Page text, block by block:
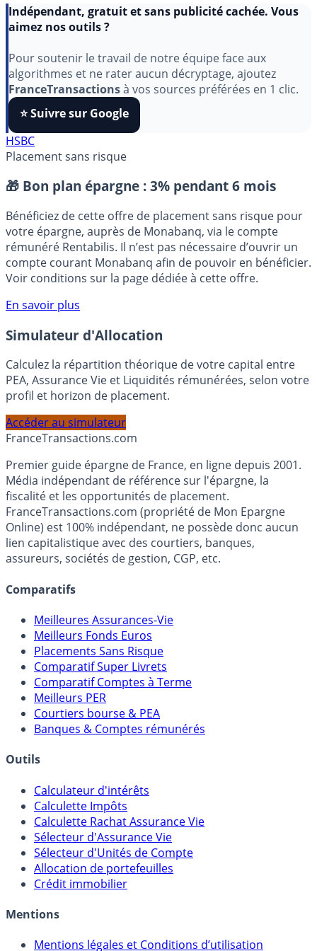
aimez nos outils ?
Pour soutenir le travail de notre équipe face aux
algorithmes et ne rater aucun décryptage, ajoutez
FranceTransactionsà vos sources préférées en 1 clic.
⭐️ Suivre sur Google
Placement sans risque
🎁 Bon plan épargne : 3% pendant 6 mois
Bénéficiez de cette offre de placement sans risque pour
votre épargne, auprès de Monabanq, via le compte
rémunéré Rentabilis. Il n’est pas nécessaire d’ouvrir un
Voir conditions sur la page dédiée à cette offre.
En savoir plus
Simulateur d'Allocation
Calculez la répartition théorique de votre capital entre
profil et horizon de placement.
FranceTransactions.com
Premier guide épargne de France, en ligne depuis 2001.
Média indépendant de référence sur l'épargne, la
fiscalité et les opportunités de placement.
FranceTransactions.com (propriété de Mon Epargne
Online) est 100% indépendant, ne possède donc aucun
assureurs, sociétés de gestion, CGP, etc.
Comparatifs
Meilleures Assurances-Vie
Meilleurs Fonds Euros
Placements Sans Risque
Comparatif Super Livrets
Comparatif Comptes à Terme
Meilleurs PER
Banques & Comptes rémunérés
Outils
Calculateur d'intérêts
Calculette Impôts
Calculette Rachat Assurance Vie
Sélecteur d'Assurance Vie
Sélecteur d'Unités de Compte
Crédit immobilier
Mentions